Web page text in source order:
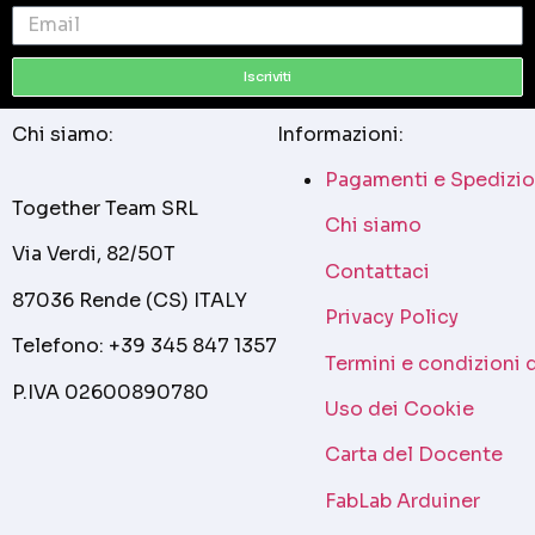
Iscriviti
Chi siamo:
Together Team SRL
Via Verdi, 82/50T
87036 Rende (CS) ITALY
Telefono: +39 345 847 1357
P.IVA 02600890780
Informazioni:
Pagamenti e
Chi siamo
Contattaci
Privacy Policy
Termini e condizioni
Uso dei Cookie
Carta del Docente
FabLab Arduiner